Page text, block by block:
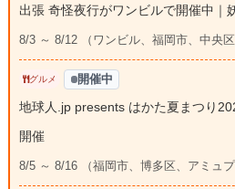
出張 奇怪夜行がワンビルで開催中｜
8/3 ～ 8/12 （ワンビル、福岡市、中央区
グルメ 開催中
地球人.jp presents はかた夏まつり
開催
8/5 ～ 8/16 （福岡市、博多区、アミュプ